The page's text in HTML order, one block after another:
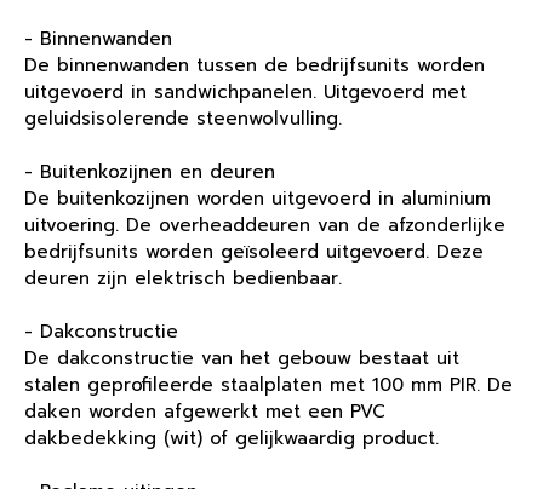
- Binnenwanden
De binnenwanden tussen de bedrijfsunits worden
uitgevoerd in sandwichpanelen. Uitgevoerd met
geluidsisolerende steenwolvulling.
- Buitenkozijnen en deuren
De buitenkozijnen worden uitgevoerd in aluminium
uitvoering. De overheaddeuren van de afzonderlijke
bedrijfsunits worden geïsoleerd uitgevoerd. Deze
deuren zijn elektrisch bedienbaar.
- Dakconstructie
De dakconstructie van het gebouw bestaat uit
stalen geprofileerde staalplaten met 100 mm PIR. De
daken worden afgewerkt met een PVC
dakbedekking (wit) of gelijkwaardig product.